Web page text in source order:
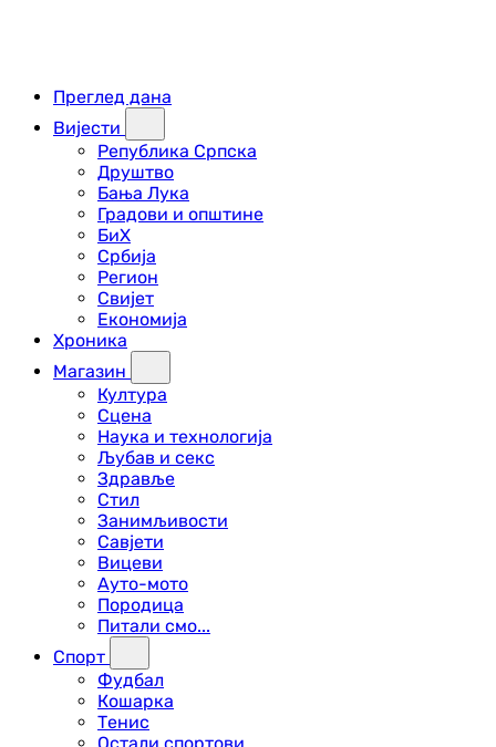
Преглед дана
Вијести
Република Српска
Друштво
Бања Лука
Градови и општине
БиХ
Србија
Регион
Свијет
Економија
Хроника
Магазин
Култура
Сцена
Наука и технологија
Љубав и секс
Здравље
Стил
Занимљивости
Савјети
Вицеви
Ауто-мото
Породица
Питали смо...
Спорт
Фудбал
Кошарка
Тенис